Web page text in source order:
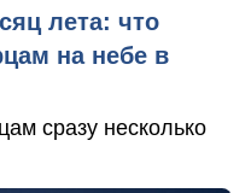
лета: что
на небе в
сразу несколько